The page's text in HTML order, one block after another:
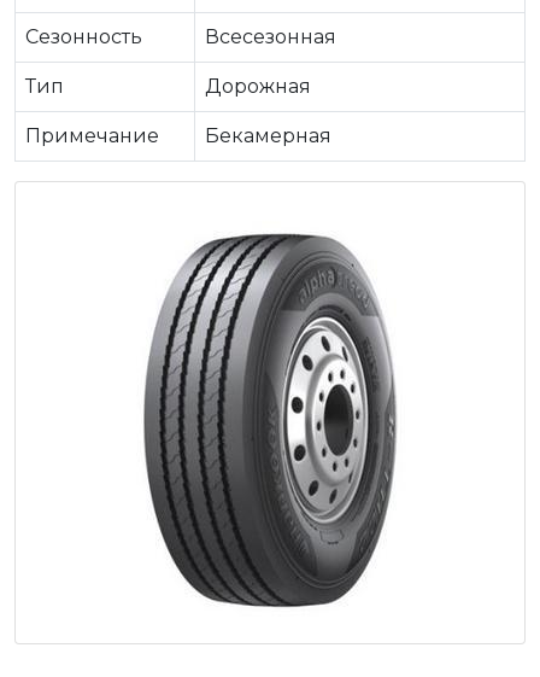
Сезонность Всесезонная
Тип Дорожная
Примечание Бекамерная